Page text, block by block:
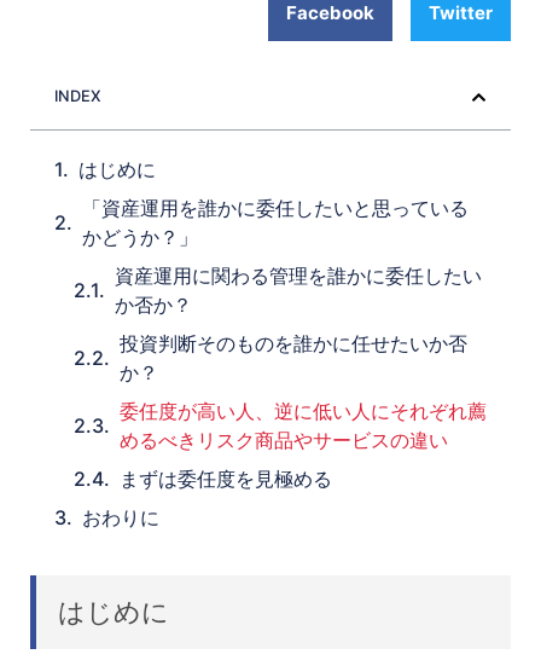
Facebook Twitter
INDEX
はじめに
「資産運用を誰かに委任したいと思っている
かどうか？」
資産運用に関わる管理を誰かに委任したい
か否か？
投資判断そのものを誰かに任せたいか否
か？
委任度が高い人、逆に低い人にそれぞれ薦
めるべきリスク商品やサービスの違い
まずは委任度を見極める
おわりに
はじめに